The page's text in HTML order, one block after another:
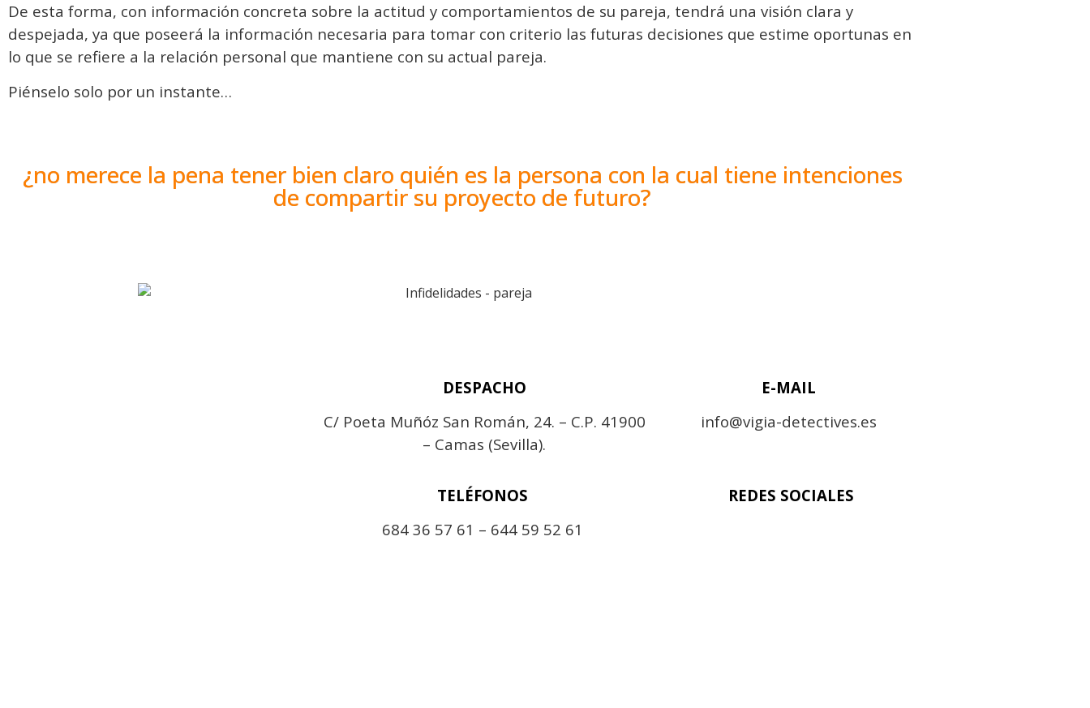
De esta forma, con información concreta sobre la actitud y comportamientos de su pareja, tendrá una visión clara y
despejada, ya que poseerá la información necesaria para tomar con criterio las futuras decisiones que estime oportunas en
lo que se refiere a la relación personal que mantiene con su actual pareja.
Piénselo solo por un instante…
¿no merece la pena tener bien claro quién es la persona con la cual tiene intenciones
de compartir su proyecto de futuro?
DESPACHO
C/ Poeta Muñóz San Román, 24. – C.P. 41900
– Camas (Sevilla).
E-MAIL
info@vigia-detectives.es
TELÉFONOS
684 36 57 61 – 644 59 52 61
REDES SOCIALES